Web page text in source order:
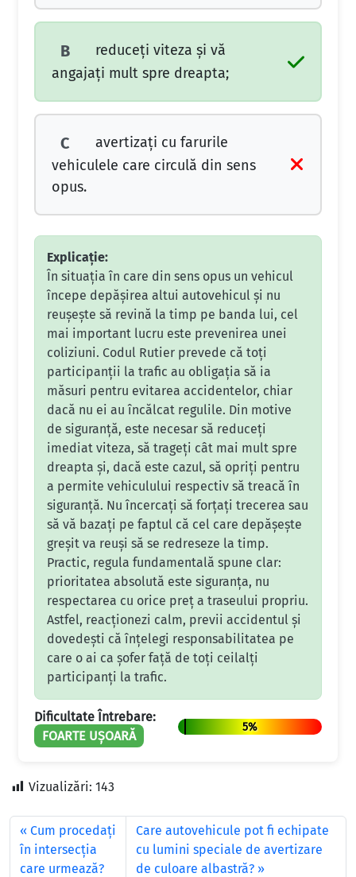
B
reduceţi viteza şi vă
angajaţi mult spre dreapta;
C
avertizaţi cu farurile
vehiculele care circulă din sens
opus.
Explicație:
În situația în care din sens opus un vehicul
începe depășirea altui autovehicul și nu
reușește să revină la timp pe banda lui, cel
mai important lucru este prevenirea unei
coliziuni. Codul Rutier prevede că toți
participanții la trafic au obligația să ia
măsuri pentru evitarea accidentelor, chiar
dacă nu ei au încălcat regulile. Din motive
de siguranță, este necesar să reduceți
imediat viteza, să trageți cât mai mult spre
dreapta și, dacă este cazul, să opriți pentru
a permite vehiculului respectiv să treacă în
siguranță. Nu încercați să forțați trecerea sau
să vă bazați pe faptul că cel care depășește
greșit va reuși să se redreseze la timp.
Practic, regula fundamentală spune clar:
prioritatea absolută este siguranța, nu
respectarea cu orice preț a traseului propriu.
Astfel, reacționezi calm, previi accidentul și
dovedești că înțelegi responsabilitatea pe
care o ai ca șofer față de toți ceilalți
participanți la trafic.
Dificultate Întrebare:
FOARTE UȘOARĂ
5%
Vizualizări: 143
Cum procedați
în intersecția
care urmează?
Care autovehicule pot fi echipate
cu lumini speciale de avertizare
de culoare albastră?